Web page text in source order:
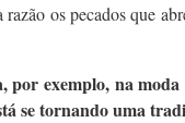
os pecados que
por exemplo, na
se tornando uma